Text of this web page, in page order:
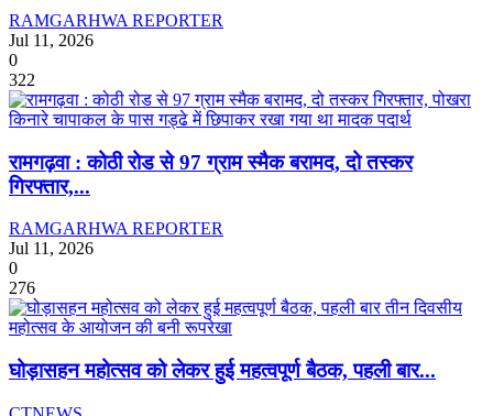
RAMGARHWA REPORTER
Jul 11, 2026
0
322
रामगढ़वा : कोठी रोड से 97 ग्राम स्मैक बरामद, दो तस्कर
गिरफ्तार,...
RAMGARHWA REPORTER
Jul 11, 2026
0
276
घोड़ासहन महोत्सव को लेकर हुई महत्वपूर्ण बैठक, पहली बार...